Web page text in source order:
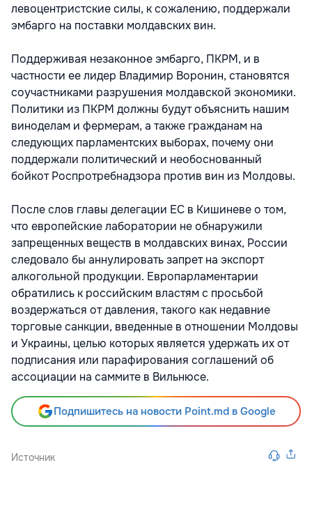
левоцентристские силы, к сожалению, поддержали
эмбарго на поставки молдавских вин.
Поддерживая незаконное эмбарго, ПКРМ, и в
частности ее лидер Владимир Воронин, становятся
соучастниками разрушения молдавской экономики.
Политики из ПКРМ должны будут объяснить нашим
виноделам и фермерам, а также гражданам на
следующих парламентских выборах, почему они
поддержали политический и необоснованный
бойкот Роспротребнадзора против вин из Молдовы.
После слов главы делегации ЕС в Кишиневе о том,
что европейские лаборатории не обнаружили
запрещенных веществ в молдавских винах, России
следовало бы аннулировать запрет на экспорт
алкогольной продукции. Европарламентарии
обратились к российским властям с просьбой
воздержаться от давления, такого как недавние
торговые санкции, введенные в отношении Молдовы
и Украины, целью которых является удержать их от
подписания или парафирования соглашений об
ассоциации на саммите в Вильнюсе.
Подпишитесь на новости Point.md в Google
Источник